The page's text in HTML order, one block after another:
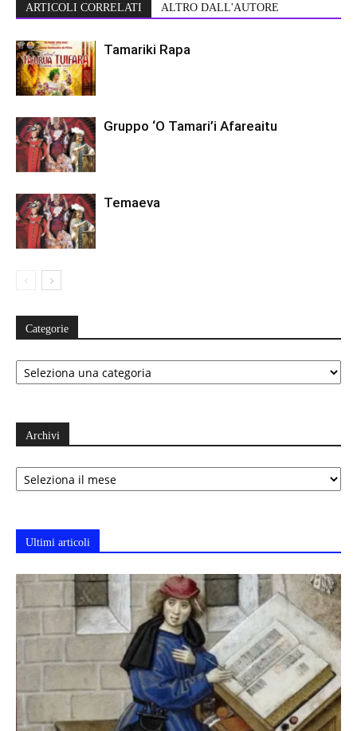
ARTICOLI CORRELATI ALTRO DALL'AUTORE
Tamariki Rapa
Gruppo ‘O Tamari’i Afareaitu
Temaeva
Categorie
Categorie
Archivi
Archivi
Ultimi articoli